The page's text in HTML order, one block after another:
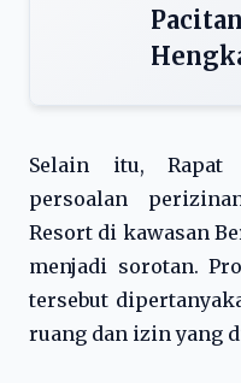
Selain itu, Rapat
persoalan
Resort di kawasan
menjadi sorotan.
tersebut
ruang dan izin yang